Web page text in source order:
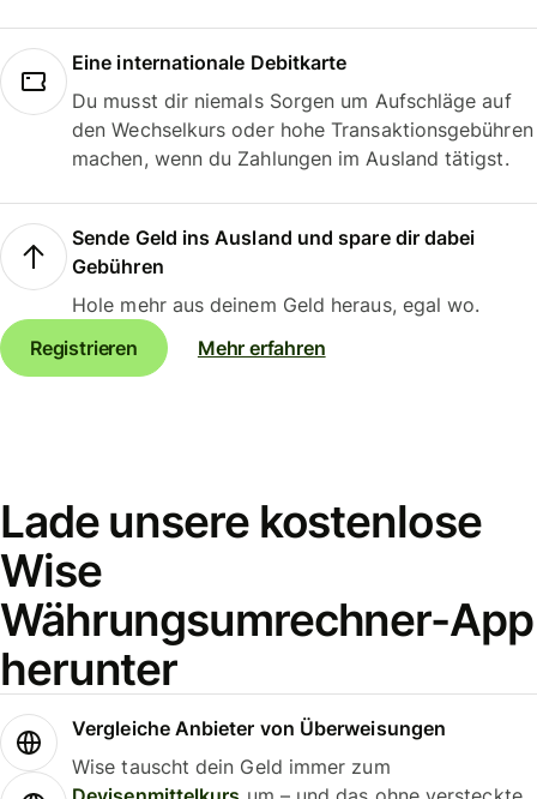
Eine internationale Debitkarte
Du musst dir niemals Sorgen um Aufschläge auf
den Wechselkurs oder hohe Transaktionsgebühren
machen, wenn du Zahlungen im Ausland tätigst.
Sende Geld ins Ausland und spare dir dabei
Gebühren
Hole mehr aus deinem Geld heraus, egal wo.
Registrieren
Mehr erfahren
Lade unsere kostenlose
Wise
Währungsumrechner-App
herunter
Vergleiche Anbieter von Überweisungen
Wise tauscht dein Geld immer zum